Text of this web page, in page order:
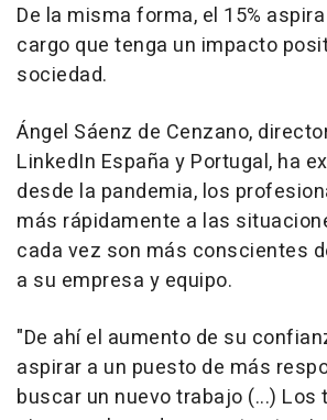
De la misma forma, el 15%
cargo que tenga un impacto
sociedad.
Ángel Sáenz de Cenzano,
LinkedIn España y Portugal, ha
desde la pandemia, los
más rápidamente a las
cada vez son más conscientes
a su empresa y equipo.
"De ahí el aumento de su
aspirar a un puesto de más
buscar un nuevo trabajo (...) Los